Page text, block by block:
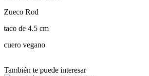
Zueco Rod
taco de 4.5 cm
cuero vegano
También te puede interesar